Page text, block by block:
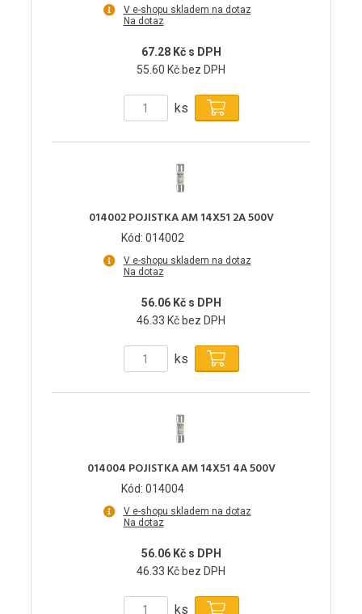
V e-shopu skladem na dotaz
Na dotaz
67.28 Kč s DPH
55.60 Kč bez DPH
ks
014002 POJISTKA AM 14X51 2A 500V
Kód: 014002
V e-shopu skladem na dotaz
Na dotaz
56.06 Kč s DPH
46.33 Kč bez DPH
ks
014004 POJISTKA AM 14X51 4A 500V
Kód: 014004
V e-shopu skladem na dotaz
Na dotaz
56.06 Kč s DPH
46.33 Kč bez DPH
ks